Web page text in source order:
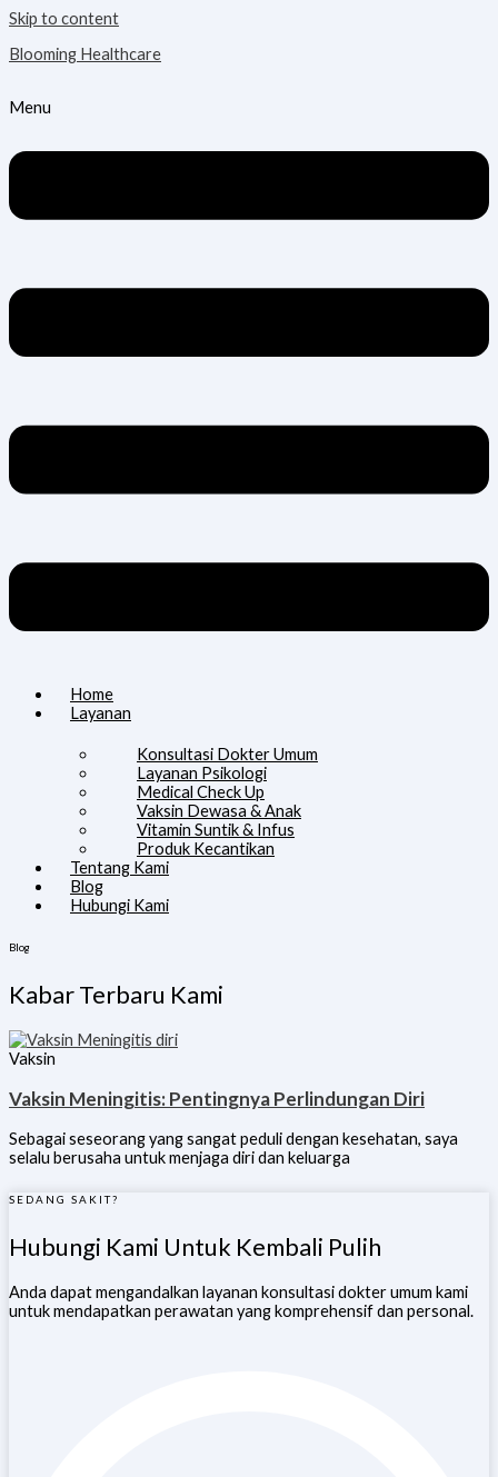
Skip to content
Blooming Healthcare
Menu
Home
Layanan
Konsultasi Dokter Umum
Layanan Psikologi
Medical Check Up
Vaksin Dewasa & Anak
Vitamin Suntik & Infus
Produk Kecantikan
Tentang Kami
Blog
Hubungi Kami
Blog
Kabar Terbaru Kami
Vaksin
Vaksin Meningitis: Pentingnya Perlindungan Diri
Sebagai seseorang yang sangat peduli dengan kesehatan, saya
selalu berusaha untuk menjaga diri dan keluarga
SEDANG SAKIT?
Hubungi Kami Untuk Kembali Pulih
Anda dapat mengandalkan layanan konsultasi dokter umum kami
untuk mendapatkan perawatan yang komprehensif dan personal.